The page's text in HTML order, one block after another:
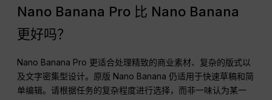
Nano Banana Pro 比 Nano Banana
更好吗？
Nano Banana Pro 更适合处理精致的商业素材、复杂的版式以
及文字密集型设计。原版 Nano Banana 仍适用于快速草稿和简
单编辑。请根据任务的复杂程度进行选择，而非一味认为某一